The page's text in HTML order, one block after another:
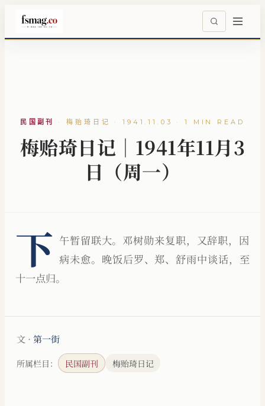
民国副刊 ·梅贻琦日记 · 1941.11.03 · 1 MIN READ
梅贻琦日记｜1941年11月3
日（周一）
下 午暂留联大。邓树勋来复职，又辞职，因
病未愈。晚饭后罗、郑、舒雨中谈话，至
十一点归。
文 · 第一街
所属栏目： 民国副刊 梅贻琦日记